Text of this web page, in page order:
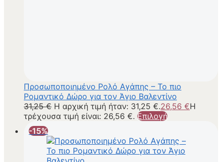
Προσωποποιημένο Ρολό Αγάπης – Το πιο
Ρομαντικό Δώρο για τον Άγιο Βαλεντίνο
31,25€ Η αρχική τιμή ήταν: 31,25 €.26,56 €Η
τρέχουσα τιμή είναι: 26,56 €. Επιλογή
-15%